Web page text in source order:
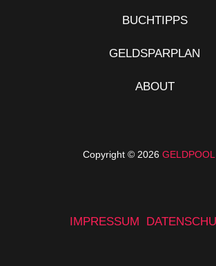
BUCHTIPPS
GELDSPARPLAN
ABOUT
Copyright © 2026 GELDPOOL
IMPRESSUM